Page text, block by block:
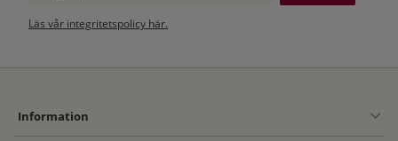
Läs vår integritetspolicy här.
Information